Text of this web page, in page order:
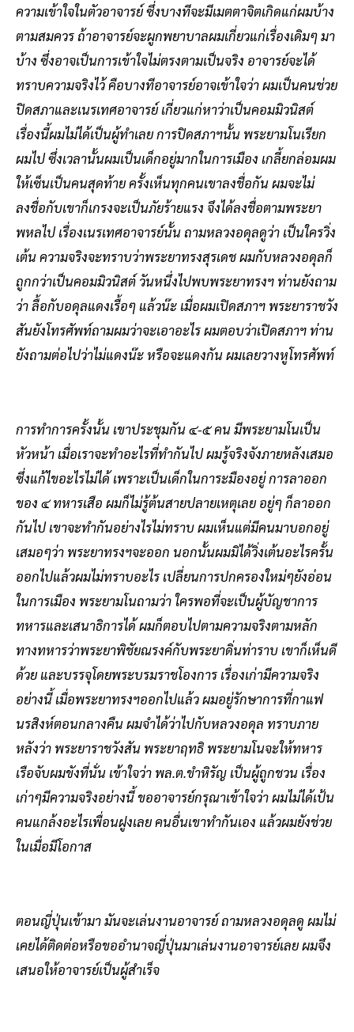
ความเข้าใจในตัวอาจารย์ ซึ่งบางทีจะมีเมตตาจิตเกิดแก่ผมบ้าง
ตามสมควร ถ้าอาจารย์จะผูกพยาบาลผมเกี่ยวแก่เรื่องเดิมๆ มา
บ้าง ซึ่งอาจเป็นการเข้าใจไม่ตรงตามเป็นจริง อาจารย์จะได้
ทราบความจริงไว้ คือบางทีอาจารย์อาจเข้าใจว่า ผมเป็นคนช่วย
ปิดสภาและเนรเทศอาจารย์ เกี่ยวแก่หาว่าเป็นคอมมิวนิสต์
เรื่องนี้ผมไม่ได้เป็นผู้ทำเลย การปิดสภาฯนั้น พระยามโนเรียก
ผมไป ซึ่งเวลานั้นผมเป็นเด็กอยู่มากในการเมือง เกลี้ยกล่อมผม
ให้เซ็นเป็นคนสุดท้าย ครั้งเห็นทุกคนเขาลงชื่อกัน ผมจะไม่
ลงชื่อกับเขาก็เกรงจะเป็นภัยร้ายแรง จึงได้ลงชื่อตามพระยา
พหลไป เรื่องเนรเทศอาจารย์นั้น ถามหลวงอดุลดูว่า เป็นใครวิ่ง
เต้น ความจริงจะทราบว่าพระยาทรงสุรเดช ผมกับหลวงอดุลก็
ถูกกว่าเป็นคอมมิวนิสต์ วันหนึ่งไปพบพระยาทรงฯ ท่านยังถาม
ว่า ลื้อกับอดุลแดงเรื้อๆ แล้วน๊ะ เมื่อผมเปิดสภาฯ พระยาราชวัง
สันยังโทรศัพท์ถามผมว่าจะเอาอะไร ผมตอบว่าเปิดสภาฯ ท่าน
ยังถามต่อไปว่าไม่แดงน๊ะ หรือจะแดงกัน ผมเลยวางหูโทรศัพท์
การทำการครั้งนั้น เขาประชุมกัน ๔-๕ คน มีพระยามโนเป็น
หัวหน้า เมื่อเราจะทำอะไรที่ทำกันไป ผมรู้จริงจังภายหลังเสมอ
ซึ่งแก้ไขอะไรไม่ได้ เพราะเป็นเด็กในการะมืองอยู่ การลาออก
ของ ๔ ทหารเสือ ผมก็ไม่รู้ต้นสายปลายเหตุเลย อยู่ๆ ก็ลาออก
กันไป เขาจะทำกันอย่างไรไม่ทราบ ผมเห็นแต่มีคนมาบอกอยู่
เสมอๆว่า พระยาทรงฯจะออก นอกนั้นผมมิได้วิ่งเต้นอะไรครั้น
ออกไปแล้วผมไม่ทราบอะไร เปลี่ยนการปกครองใหม่ๆยังอ่อน
ในการเมือง พระยามโนถามว่า ใครพอที่จะเป็นผู้บัญชาการ
ทหารและเสนาธิการได้ ผมก็ตอบไปตามความจริงตามหลัก
ทางทหารว่าพระยาพิชัยณรงค์กับพระยาดิ่นท่าราบ เขาก็เห็นดี
ด้วย และบรรจุโดยพระบรมราชโองการ เรื่องเก่ามีความจริง
อย่างนี้ เมื่อพระยาทรงฯออกไปแล้ว ผมอยู่รักษาการที่กาแฟ
นรสิงห์ตอนกลางคืน ผมจำได้ว่าไปกับหลวงอดุล ทราบภาย
หลังว่า พระยาราชวังสัน พระยาฤทธิ พระยามโนจะให้ทหาร
เรือจับผมขังที่นั่น เข้าใจว่า พล.ต.ขำหิรัญ เป็นผู้ถูกชวน เรื่อง
เก่าๆมีความจริงอย่างนี้ ขออาจารย์กรุณาเข้าใจว่า ผมไม่ได้เป้น
คนแกล้งอะไรเพื่อนฝูงเลย คนอื่นเขาทำกันเอง แล้วผมยังช่วย
ในเมื่อมีโอกาส
ตอนญี่ปุ่นเข้ามา มันจะเล่นงานอาจารย์ ถามหลวงอดุลดู ผมไม่
เคยได้ติดต่อหรือขออำนาจญี่ปุ่นมาเล่นงานอาจารย์เลย ผมจึง
เสนอให้อาจารย์เป็นผู้สำเร็จ